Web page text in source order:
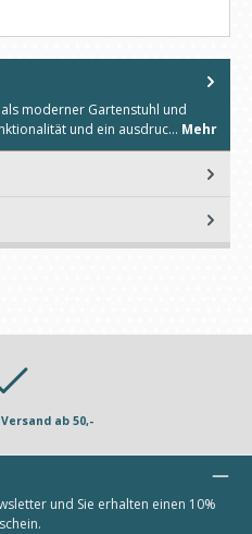
moderner Gartenstuhl und
und ein ausdruc… Mehr
ab 50,-
und Sie erhalten einen 10%